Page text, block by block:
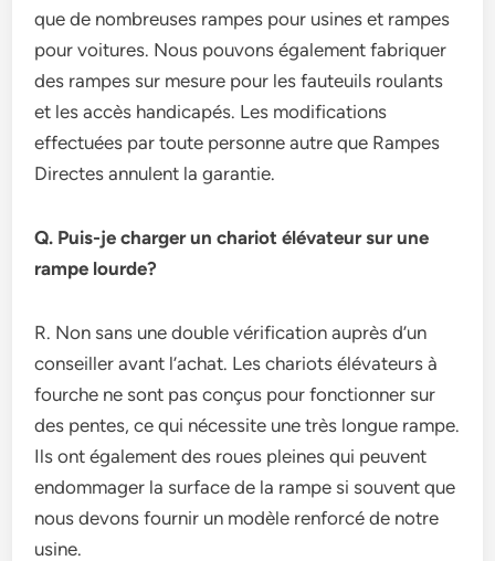
que de nombreuses rampes pour usines et rampes
pour voitures. Nous pouvons également fabriquer
des rampes sur mesure pour les fauteuils roulants
et les accès handicapés. Les modifications
effectuées par toute personne autre que Rampes
Directes annulent la garantie.
Q. Puis-je charger un chariot élévateur sur une
rampe lourde?
R. Non sans une double vérification auprès d’un
conseiller avant l’achat. Les chariots élévateurs à
fourche ne sont pas conçus pour fonctionner sur
des pentes, ce qui nécessite une très longue rampe.
Ils ont également des roues pleines qui peuvent
endommager la surface de la rampe si souvent que
nous devons fournir un modèle renforcé de notre
usine.